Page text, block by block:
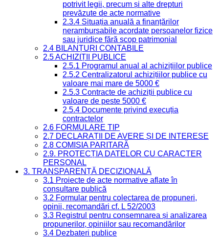
potrivit legii, precum și alte drepturi
prevăzute de acte normative
2.3.4 Situația anuală a finanțărilor
nerambursabile acordate persoanelor fizice
sau juridice fără scop patrimonial
2.4 BILANȚURI CONTABILE
2.5 ACHIZIȚII PUBLICE
2.5.1 Programul anual al achizițiilor publice
2.5.2 Centralizatorul achizițiilor publice cu
valoare mai mare de 5000 €
2.5.3 Contracte de achiziții publice cu
valoare de peste 5000 €
2.5.4 Documente privind execuția
contractelor
2.6 FORMULARE TIP
2.7 DECLARAȚII DE AVERE ȘI DE INTERESE
2.8 COMISIA PARITARĂ
2.9. PROTECȚIA DATELOR CU CARACTER
PERSONAL
3. TRANSPARENȚĂ DECIZIONALĂ
3.1 Proiecte de acte normative aflate în
consultare publică
3.2 Formular pentru colectarea de propuneri,
opinii, recomandări cf. L 52/2003
3.3 Registrul pentru consemnarea și analizarea
propunerilor, opiniilor sau recomandărilor
3.4 Dezbateri publice